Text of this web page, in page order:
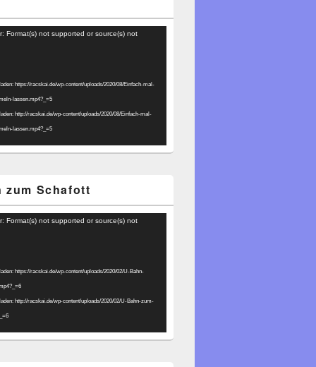
Format(s) not supported or source(s) not
https://racskai.de/wp-content/uploads/2020/08/Einfach-mal-
lassen.mp4?_=5
http://racskai.de/wp-content/uploads/2020/08/Einfach-mal-
lassen.mp4?_=5
zum Schafott
Format(s) not supported or source(s) not
https://racskai.de/wp-content/uploads/2020/02/U-Bahn-
http://racskai.de/wp-content/uploads/2020/02/U-Bahn-zum-